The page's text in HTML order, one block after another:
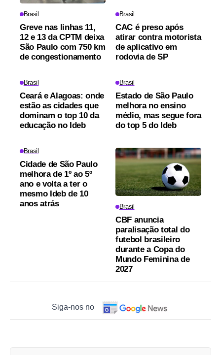
Brasil
Greve nas linhas 11,
12 e 13 da CPTM deixa
São Paulo com 750 km
de congestionamento
Brasil
CAC é preso após
atirar contra motorista
de aplicativo em
rodovia de SP
Brasil
Ceará e Alagoas: onde
estão as cidades que
dominam o top 10 da
educação no Ideb
Brasil
Estado de São Paulo
melhora no ensino
médio, mas segue fora
do top 5 do Ideb
Brasil
Cidade de São Paulo
melhora de 1º ao 5º
ano e volta a ter o
mesmo Ideb de 10
anos atrás
Brasil
CBF anuncia
paralisação total do
futebol brasileiro
durante a Copa do
Mundo Feminina de
2027
Siga-nos no